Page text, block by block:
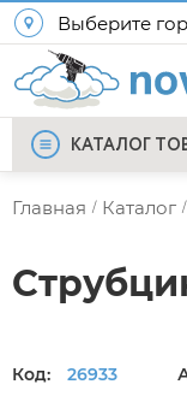
Выберите
КАТАЛОГ
Главная / Каталог /
Код: 26933